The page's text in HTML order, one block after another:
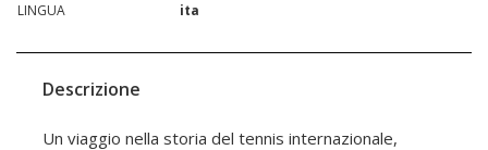
LINGUA
ita
Descrizione
Un viaggio nella storia del tennis internazionale,